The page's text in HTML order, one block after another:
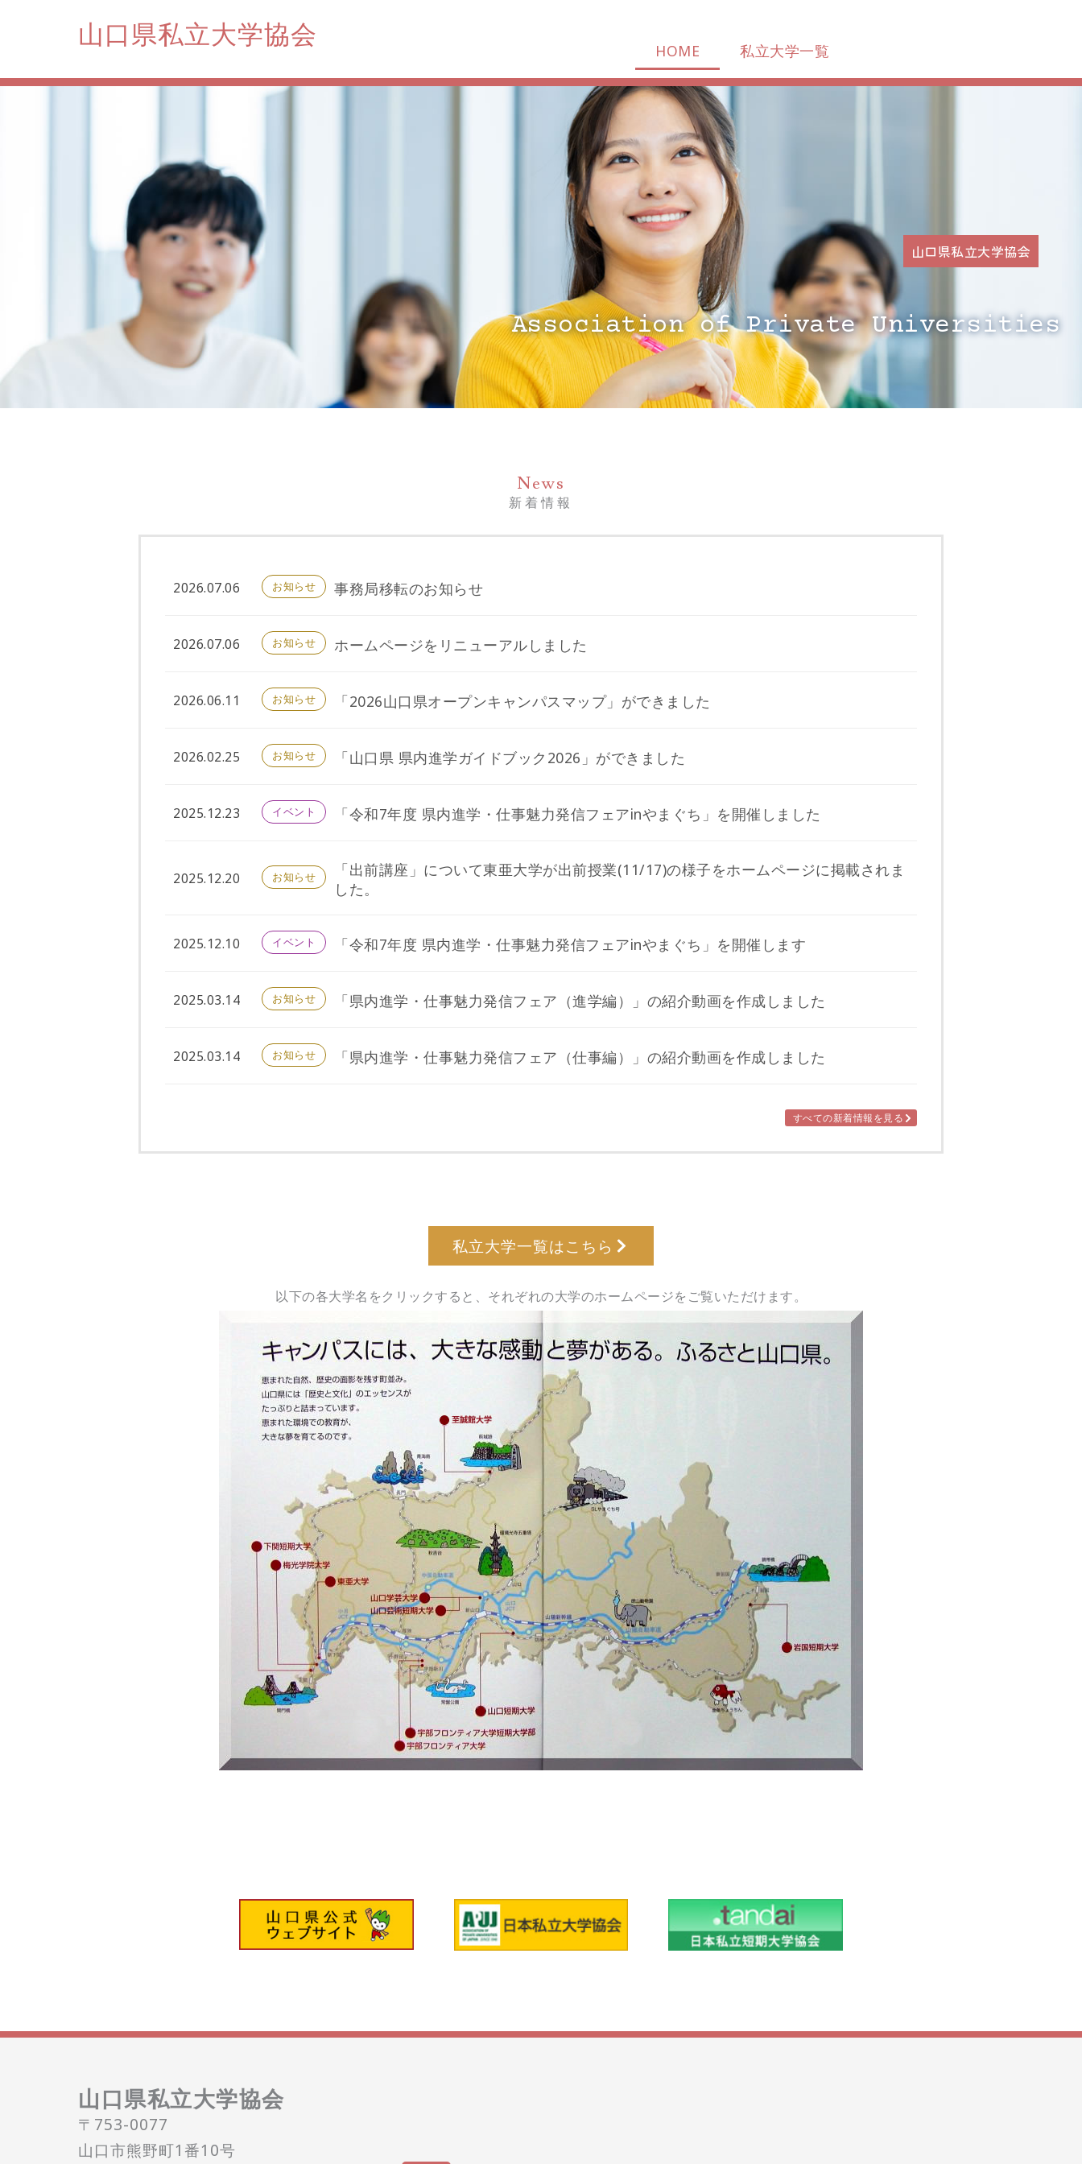
キ
山口県私立大学協会 HOME 私立大学一覧
Association of Private Universities
山口県私立大学協会
News
新着情報
2026.07.06 お知らせ 事務局移転のお知らせ
2026.07.06 お知らせ ホームページをリニューアルしました
2026.06.11 お知らせ 「2026山口県オープンキャンパスマップ」ができました
2026.02.25 お知らせ 「山口県 県内進学ガイドブック2026」ができました
2025.12.23 イベント 「令和7年度 県内進学・仕事魅力発信フェアinやまぐち」を開催しました
2025.12.20 お知らせ
「出前講座」について東亜大学が出前授業(11/17)の様子をホームページに掲載されま
した。
2025.12.10 イベント 「令和7年度 県内進学・仕事魅力発信フェアinやまぐち」を開催します
2025.03.14 お知らせ 「県内進学・仕事魅力発信フェア（進学編）」の紹介動画を作成しました
2025.03.14 お知らせ 「県内進学・仕事魅力発信フェア（仕事編）」の紹介動画を作成しました
すべての新着情報を見る
私立大学一覧はこちら
以下の各大学名をクリックすると、それぞれの大学のホームページをご覧いただけます。
山口県私立大学協会
〒753-0077
山口市熊野町1番10号